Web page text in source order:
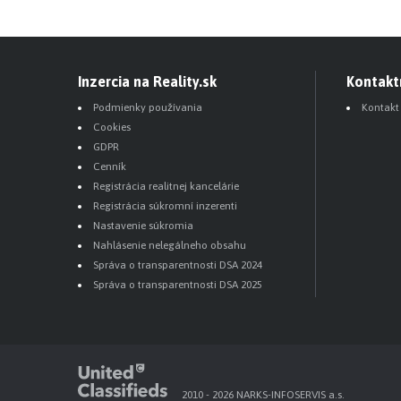
Inzercia na Reality.sk
Podmienky používania
Cookies
GDPR
Cenník
Registrácia realitnej kancelárie
Registrácia súkromní inzerenti
Nastavenie súkromia
Nahlásenie nelegálneho obsahu
Správa o transparentnosti DSA 2024
Správa o transparentnosti DSA 2025
Kontakt
2010 - 2026 NARKS-INFOSERVIS a.s.